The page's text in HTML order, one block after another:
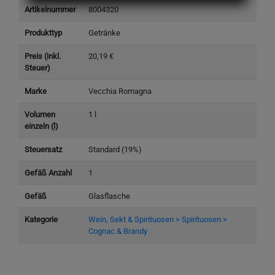
Artikelnummer 8004320
Produkttyp Getränke
Preis (inkl.
Steuer)
20,19 €
Marke Vecchia Romagna
Volumen
einzeln (l)
1 l
Steuersatz Standard (19%)
Gefäß Anzahl 1
Gefäß Glasflasche
Kategorie
Wein, Sekt & Spirituosen > Spirituosen >
Cognac & Brandy